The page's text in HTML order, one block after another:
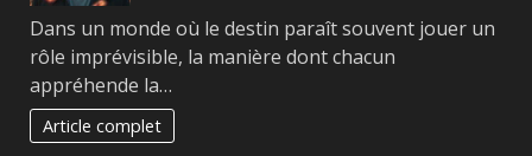
Dans un monde où le destin paraît souvent jouer un
rôle imprévisible, la manière dont chacun
appréhende la…
Article complet